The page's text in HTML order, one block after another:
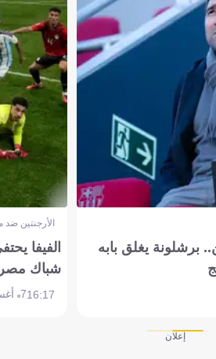
برشلونة يغلق بابه
الأرجنتين
الفيفا
شباك
16:177 أغسطس 2026
إعلان